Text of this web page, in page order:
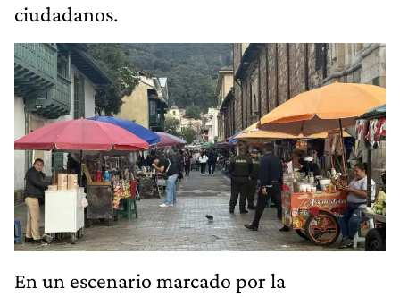
ciudadanos.
En un escenario marcado por la